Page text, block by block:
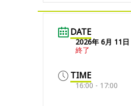
DATE
2026年 6月 11日
終了
TIME
16:00 - 17:00